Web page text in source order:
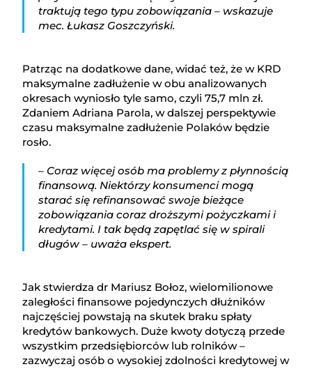
traktują tego typu zobowiązania – wskazuje
mec. Łukasz Goszczyński.
Patrząc na dodatkowe dane, widać też, że w KRD
maksymalne zadłużenie w obu analizowanych
okresach wyniosło tyle samo, czyli 75,7 mln zł.
Zdaniem Adriana Parola, w dalszej perspektywie
czasu maksymalne zadłużenie Polaków będzie
rosło.
– Coraz więcej osób ma problemy z płynnością
finansową. Niektórzy konsumenci mogą
starać się refinansować swoje bieżące
zobowiązania coraz droższymi pożyczkami i
kredytami. I tak będą zapętlać się w spirali
długów – uważa ekspert.
Jak stwierdza dr Mariusz Bołoz, wielomilionowe
zaległości finansowe pojedynczych dłużników
najczęściej powstają na skutek braku spłaty
kredytów bankowych. Duże kwoty dotyczą przede
wszystkim przedsiębiorców lub rolników –
zazwyczaj osób o wysokiej zdolności kredytowej w